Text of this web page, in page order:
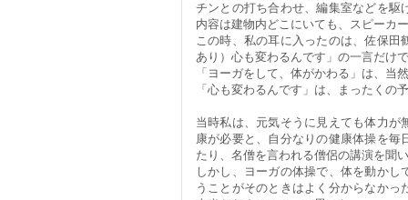
チンとの打ち合わせ、編集室などを駆
内容は建物内どこにいても、スピーカ
この時、私の耳に入ったのは、佐保
あり）心も変わるんです」の一言だけ
「ヨーガをして、体がかわる」は、当
「心も変わるんです」は、まったくの
当時私は、元気そうに見えても体力
康が必要と、自分なりの健康体操を
たり、名僧を言われる僧侶の講演を聞
しかし、ヨーガの体操で、体を動か
うことがそのときはよく分からなか